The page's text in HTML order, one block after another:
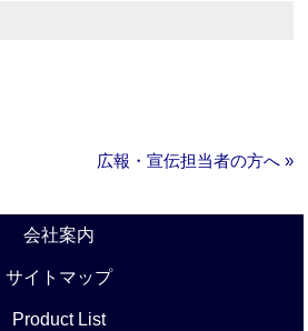
広報・宣伝担当者の方へ »
会社案内
サイトマップ
Product List